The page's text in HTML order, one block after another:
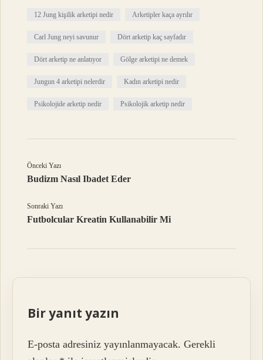
12 Jung kişilik arketipi nedir Arketipler kaça ayrılır
Carl Jung neyi savunur Dört arketip kaç sayfadır
Dört arketip ne anlatıyor Gölge arketipi ne demek
Jungun 4 arketipi nelerdir Kadın arketipi nedir
Psikolojide arketip nedir Psikolojik arketip nedir
Önceki Yazı
Budizm Nasıl Ibadet Eder
Sonraki Yazı
Futbolcular Kreatin Kullanabilir Mi
Bir yanıt yazın
E-posta adresiniz yayınlanmayacak. Gerekli